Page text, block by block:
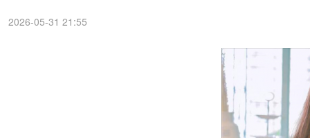
2026-05-31 21:55